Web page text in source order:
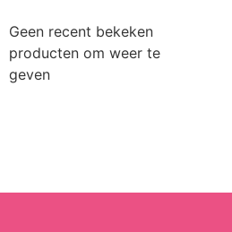
Geen recent bekeken
producten om weer te
geven